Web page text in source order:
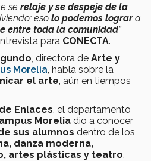
se relaje y se despeje de la
eso lo podemos lograra
entre toda la comunidad”
para CONECTA.
, directora de Arte y
Morelia , habla sobre la
el arte , aún en tiempos
Enlaces , el departamento
Morelia dio a conocer
sus alumnos dentro de los
danza moderna,
artes plásticas y teatro.